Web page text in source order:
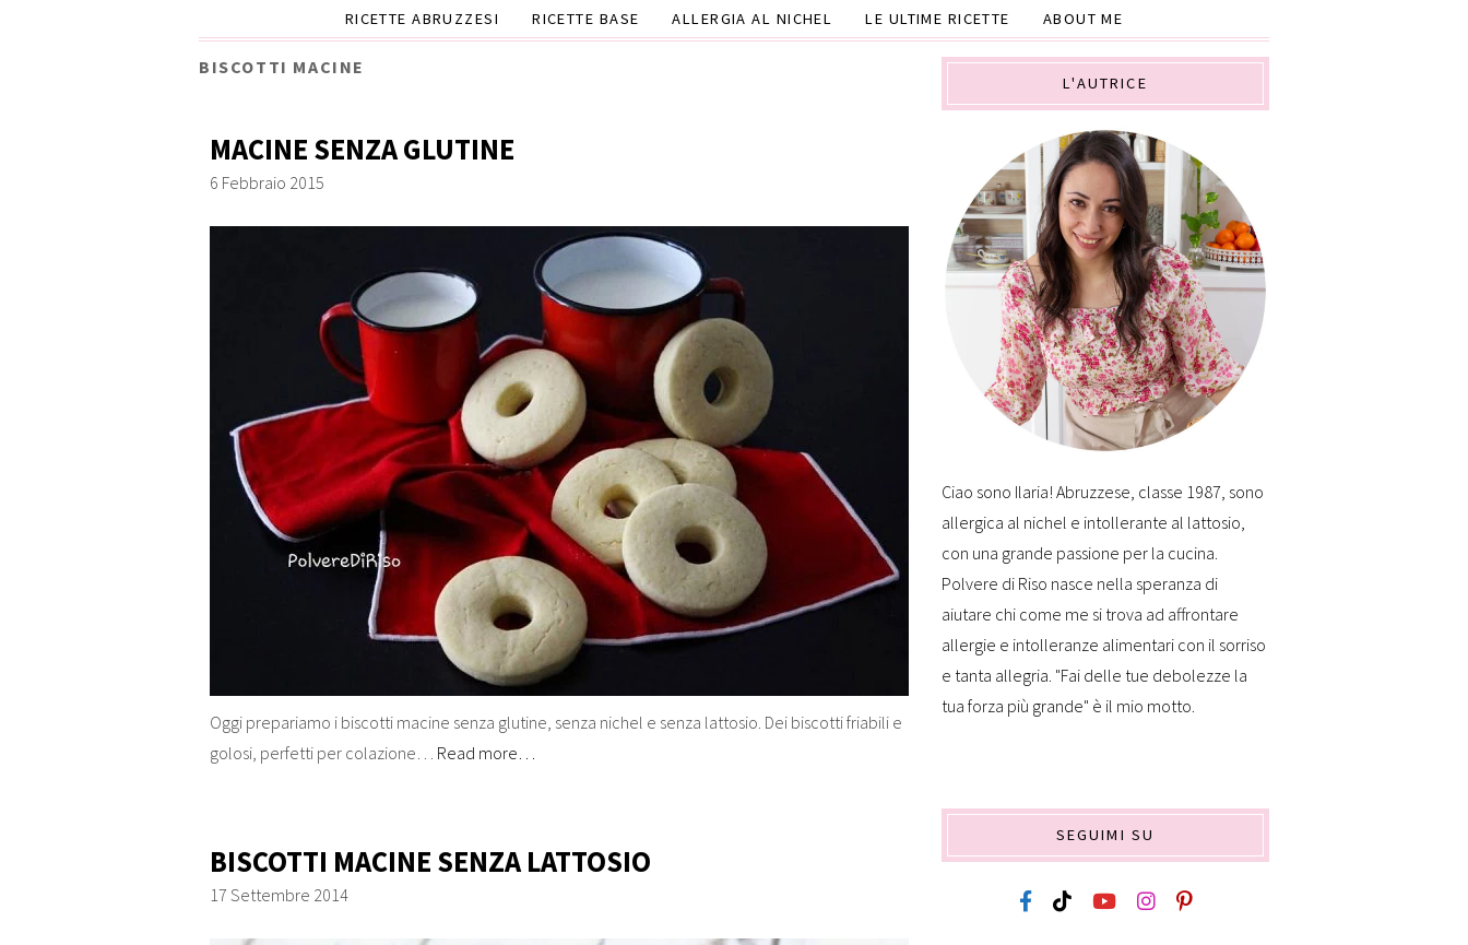
RICETTE ABRUZZESI
RICETTE BASE ALLERGIA AL NICHEL LE ULTIME RICETTE ABOUT ME
BISCOTTI MACINE
MACINE SENZA GLUTINE
6 Febbraio 2015
Oggi prepariamo i biscotti macine senza glutine, senza nichel e senza lattosio. Dei biscotti friabili e
golosi, perfetti per colazione… Read more…
BISCOTTI MACINE SENZA LATTOSIO
17 Settembre 2014
L'AUTRICE
Ciao sono Ilaria! Abruzzese, classe 1987, sono
allergica al nichel e intollerante al lattosio,
con una grande passione per la cucina.
Polvere di Riso nasce nella speranza di
aiutare chi come me si trova ad affrontare
allergie e intolleranze alimentari con il sorriso
e tanta allegria. "Fai delle tue debolezze la
tua forza più grande" è il mio motto.
SEGUIMI SU